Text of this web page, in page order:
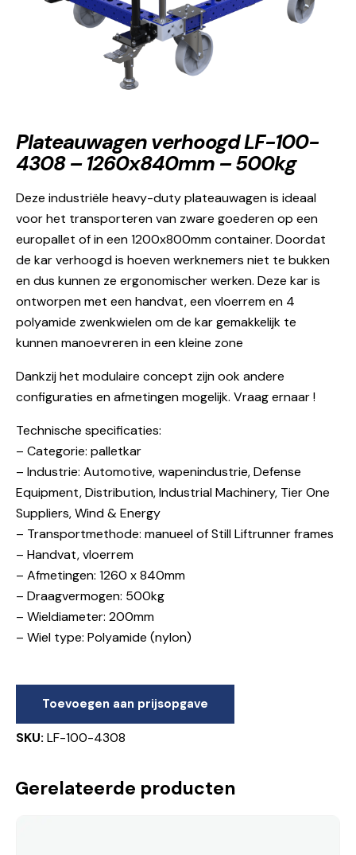
Plateauwagen verhoogd LF-100-
4308 – 1260x840mm – 500kg
Deze industriële heavy-duty plateauwagen is ideaal
voor het transporteren van zware goederen op een
europallet of in een 1200x800mm container. Doordat
de kar verhoogd is hoeven werknemers niet te bukken
en dus kunnen ze ergonomischer werken. Deze kar is
ontworpen met een handvat, een vloerrem en 4
polyamide zwenkwielen om de kar gemakkelijk te
kunnen manoevreren in een kleine zone
Dankzij het modulaire concept zijn ook andere
configuraties en afmetingen mogelijk. Vraag ernaar !
Technische specificaties:
– Categorie: palletkar
– Industrie: Automotive, wapenindustrie, Defense
Equipment, Distribution, Industrial Machinery, Tier One
Suppliers, Wind & Energy
– Transportmethode: manueel of Still Liftrunner frames
– Handvat, vloerrem
– Afmetingen: 1260 x 840mm
– Draagvermogen: 500kg
– Wieldiameter: 200mm
– Wiel type: Polyamide (nylon)
Toevoegen aan prijsopgave
SKU: LF-100-4308
Gerelateerde producten